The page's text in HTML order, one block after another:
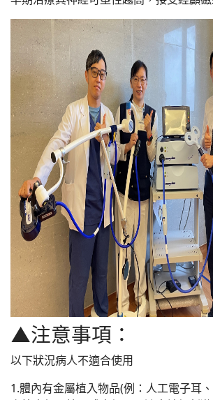
▲注意事項：
以下狀況病人不適合使用
1.體內有金屬植入物品(例：人工電子耳